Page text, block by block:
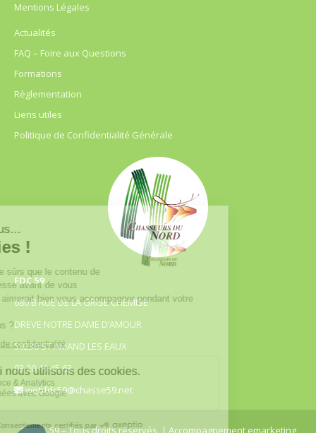
Mentions Légales
Actualités
FAQ – Foire aux Questions
Formations
Règlementation
Liens utiles
Politique de Confidentialité Générale
FDC 59
680 B RUE DE LA GRISE CHEMISE
DREVE NOTRE DAME D’AMOUR
59230 ST AMAND LES EAUX
03.20.41.45.63
webfdc59@chasse59.net
© FDC 59 – Tous droits réservés | Accompagnement emarketing